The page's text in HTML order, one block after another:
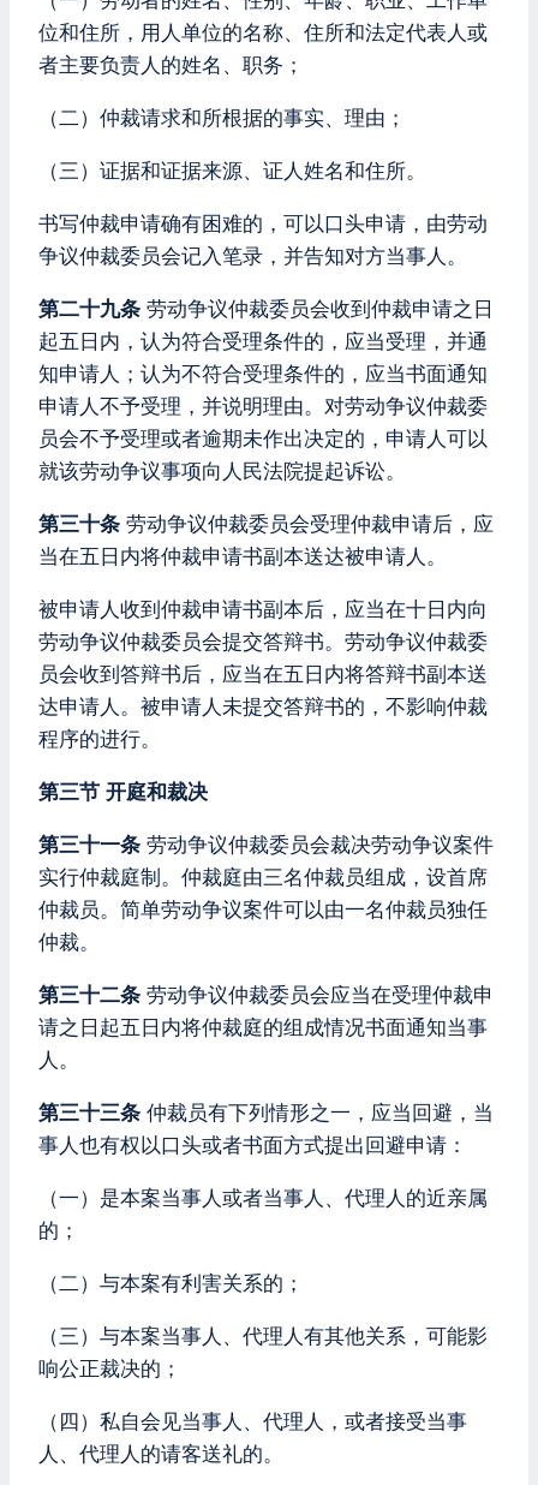
位和住所，用人单位的名称、住所和法定代表人或
者主要负责人的姓名、职务；
（二）仲裁请求和所根据的事实、理由；
（三）证据和证据来源、证人姓名和住所。
书写仲裁申请确有困难的，可以口头申请，由劳动
争议仲裁委员会记入笔录，并告知对方当事人。
第二十九条 劳动争议仲裁委员会收到仲裁申请之日
起五日内，认为符合受理条件的，应当受理，并通
知申请人；认为不符合受理条件的，应当书面通知
申请人不予受理，并说明理由。对劳动争议仲裁委
员会不予受理或者逾期未作出决定的，申请人可以
就该劳动争议事项向人民法院提起诉讼。
第三十条 劳动争议仲裁委员会受理仲裁申请后，应
当在五日内将仲裁申请书副本送达被申请人。
被申请人收到仲裁申请书副本后，应当在十日内向
劳动争议仲裁委员会提交答辩书。劳动争议仲裁委
员会收到答辩书后，应当在五日内将答辩书副本送
达申请人。被申请人未提交答辩书的，不影响仲裁
程序的进行。
第三节 开庭和裁决
第三十一条 劳动争议仲裁委员会裁决劳动争议案件
实行仲裁庭制。仲裁庭由三名仲裁员组成，设首席
仲裁员。简单劳动争议案件可以由一名仲裁员独任
仲裁。
第三十二条 劳动争议仲裁委员会应当在受理仲裁申
请之日起五日内将仲裁庭的组成情况书面通知当事
人。
第三十三条 仲裁员有下列情形之一，应当回避，当
事人也有权以口头或者书面方式提出回避申请：
（一）是本案当事人或者当事人、代理人的近亲属
的；
（二）与本案有利害关系的；
（三）与本案当事人、代理人有其他关系，可能影
响公正裁决的；
（四）私自会见当事人、代理人，或者接受当事
人、代理人的请客送礼的。